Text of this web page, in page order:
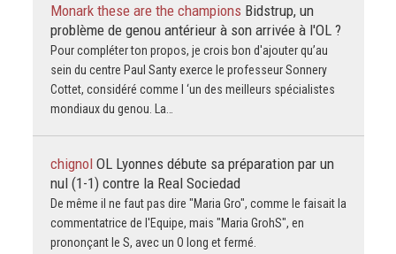
Monark these are the champions Bidstrup, un
problème de genou antérieur à son arrivée à l'OL ?
Pour compléter ton propos, je crois bon d'ajouter qu’au
sein du centre Paul Santy exerce le professeur Sonnery
Cottet, considéré comme l ‘un des meilleurs spécialistes
mondiaux du genou. La…
chignol OL Lyonnes débute sa préparation par un
nul (1-1) contre la Real Sociedad
De même il ne faut pas dire "Maria Gro", comme le faisait la
commentatrice de l'Equipe, mais "Maria GrohS", en
prononçant le S, avec un O long et fermé.